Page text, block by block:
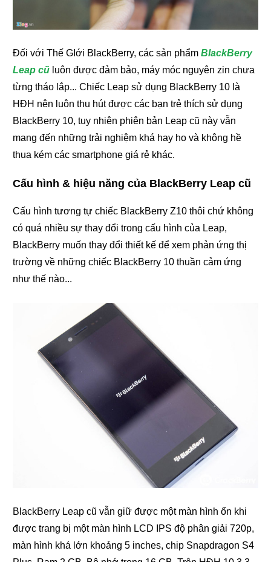
Đối với Thế GIới BlackBerry, các sản phẩmBlackBerry
Leap cũ luôn được đảm bảo, máy móc nguyên zin chưa
từng tháo lắp... Chiếc Leap sử dụng BlackBerry 10 là
HĐH nên luôn thu hút được các bạn trẻ thích sử dụng
BlackBerry 10, tuy nhiên phiên bản Leap cũ này vẫn
mang đến những trải nghiệm khá hay ho và không hề
thua kém các smartphone giá rẻ khác.
Cấu hình & hiệu năng của BlackBerry Leap cũ
Cấu hình tương tự chiếc BlackBerry Z10 thôi chứ không
có quá nhiều sự thay đổi trong cấu hình của Leap,
BlackBerry muốn thay đổi thiết kế để xem phản ứng thị
trường về những chiếc BlackBerry 10 thuần cảm ứng
như thế nào...
BlackBerry Leap cũ vẫn giữ được một màn hình ổn khi
được trang bị một màn hình LCD IPS độ phân giải 720p,
màn hình khá lớn khoảng 5 inches, chip Snapdragon S4